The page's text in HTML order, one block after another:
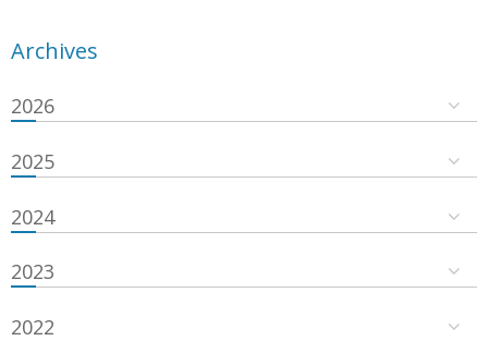
Archives
2026
2025
2024
2023
2022